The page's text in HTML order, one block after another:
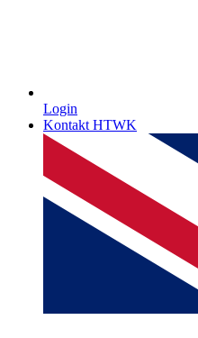
Login
Kontakt HTWK